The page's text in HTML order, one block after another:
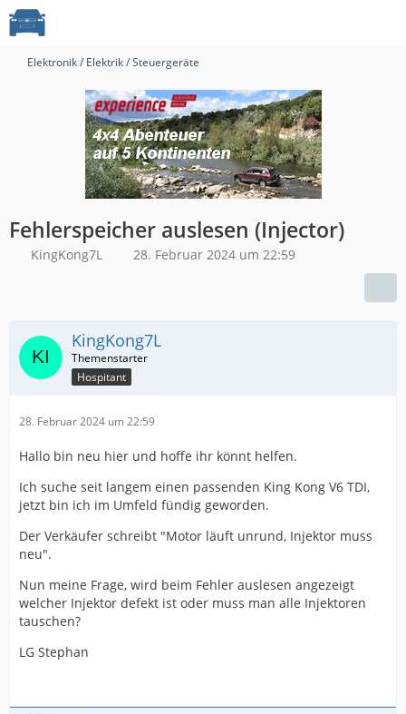
Elektronik / Elektrik / Steuergeräte
Fehlerspeicher auslesen (Injector)
KingKong7L 28. Februar 2024 um 22:59
KingKong7L
Hospitant
28. Februar 2024 um 22:59
Hallo bin neu hier und hoffe ihr könnt helfen.
Ich suche seit langem einen passenden King Kong V6 TDI,
jetzt bin ich im Umfeld fündig geworden.
Der Verkäufer schreibt "Motor läuft unrund, Injektor muss
neu".
Nun meine Frage, wird beim Fehler auslesen angezeigt
welcher Injektor defekt ist oder muss man alle Injektoren
tauschen?
LG Stephan